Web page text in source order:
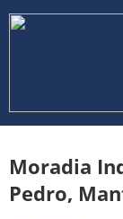
Moradia
Pedro,